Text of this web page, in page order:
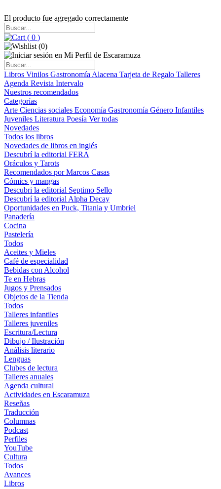
El producto fue agregado correctamente
( 0 )
(0)
Libros Vinilos Gastronomía Alacena Tarjeta de Regalo Talleres
Agenda Revista Intervalo
Nuestros recomendados
Categorías
Arte Ciencias sociales Economía Gastronomía Género Infantiles
Juveniles Literatura Poesía Ver todas
Novedades
Todos los libros
Novedades de libros en inglés
Descubrí la editorial FERA
Oráculos y Tarots
Recomendados por Marcos Casas
Cómics y mangas
Descubri la editorial Septimo Sello
Descubrí la editorial Alpha Decay
Oportunidades en Puck, Titania y Umbriel
Panadería
Cocina
Pastelería
Todos
Aceites y Mieles
Café de especialidad
Bebidas con Alcohol
Te en Hebras
Jugos y Prensados
Objetos de la Tienda
Todos
Talleres infantiles
Talleres juveniles
Escritura/Lectura
Dibujo / Ilustración
Análisis literario
Lenguas
Clubes de lectura
Talleres anuales
Agenda cultural
Actividades en Escaramuza
Reseñas
Traducción
Columnas
Podcast
Perfiles
YouTube
Cultura
Todos
Avances
Libros